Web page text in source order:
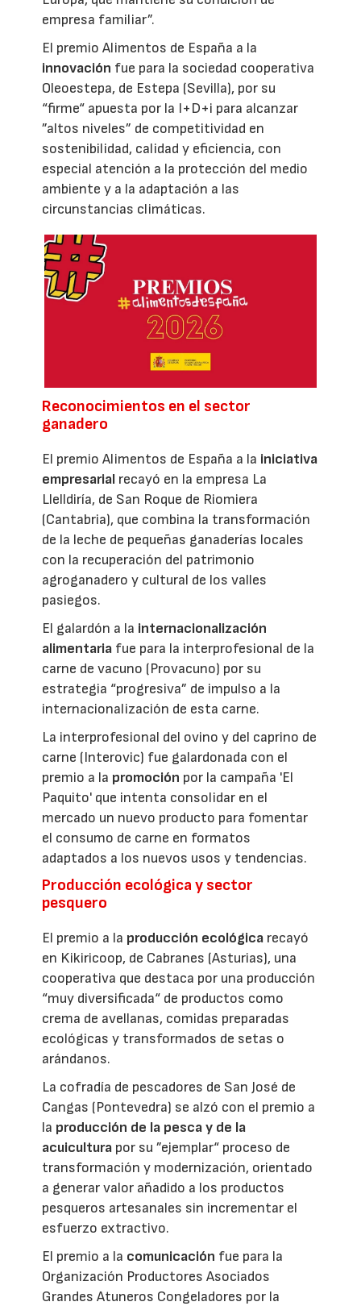
empresa familiar”.
El premio Alimentos de España a la
innovación fue para la sociedad cooperativa
Oleoestepa, de Estepa (Sevilla), por su
“firme“ apuesta por la I+D+i para alcanzar
”altos niveles” de competitividad en
sostenibilidad, calidad y eficiencia, con
especial atención a la protección del medio
ambiente y a la adaptación a las
circunstancias climáticas.
Reconocimientos en el sector
ganadero
El premio Alimentos de España a la iniciativa
empresarial recayó en la empresa La
Llelldiría, de San Roque de Riomiera
(Cantabria), que combina la transformación
de la leche de pequeñas ganaderías locales
con la recuperación del patrimonio
agroganadero y cultural de los valles
pasiegos.
El galardón a la internacionalización
alimentaria fue para la interprofesional de la
carne de vacuno (Provacuno) por su
estrategia “progresiva” de impulso a la
internacionalización de esta carne.
La interprofesional del ovino y del caprino de
carne (Interovic) fue galardonada con el
premio a la promoción por la campaña 'El
Paquito' que intenta consolidar en el
mercado un nuevo producto para fomentar
el consumo de carne en formatos
adaptados a los nuevos usos y tendencias.
Producción ecológica y sector
pesquero
El premio a la producción ecológica recayó
en Kikiricoop, de Cabranes (Asturias), una
cooperativa que destaca por una producción
“muy diversificada“ de productos como
crema de avellanas, comidas preparadas
ecológicas y transformados de setas o
arándanos.
La cofradía de pescadores de San José de
Cangas (Pontevedra) se alzó con el premio a
la producción de la pesca y de la
acuicultura por su ”ejemplar“ proceso de
transformación y modernización, orientado
a generar valor añadido a los productos
pesqueros artesanales sin incrementar el
esfuerzo extractivo.
El premio a la comunicación fue para la
Organización Productores Asociados
Grandes Atuneros Congeladores por la